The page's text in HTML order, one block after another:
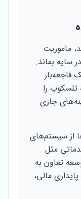
ماموریت
سایه بماند.
فاجعه‌بار
صورت ۲۴ ساعته تلسکوپ را
جاری
از سیستم‌های
مثل
تعاون به
مالی،